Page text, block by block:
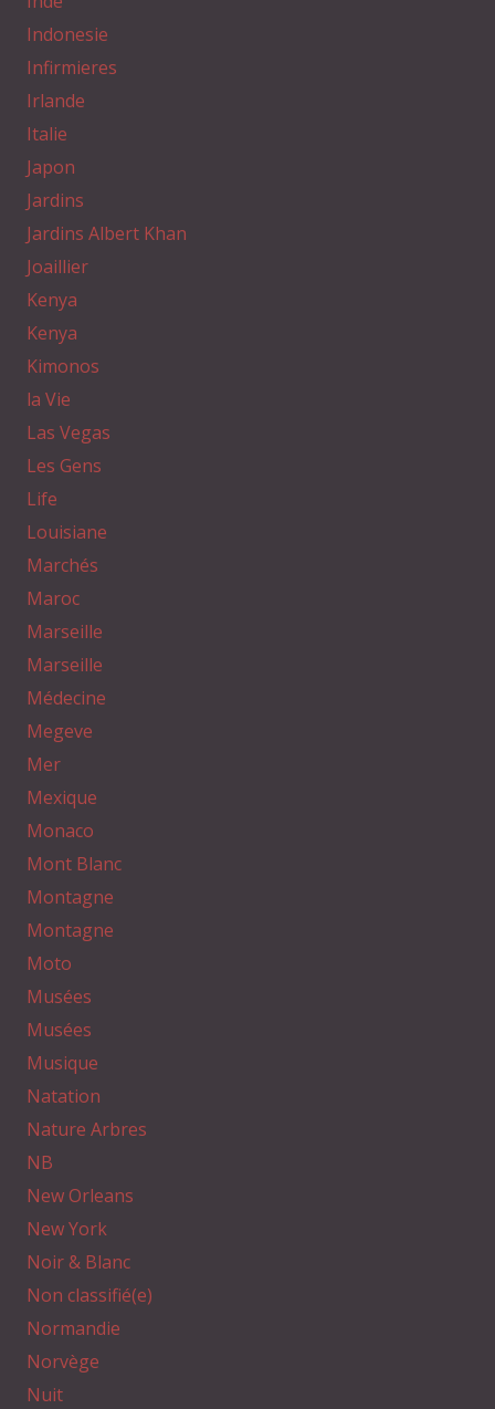
Indonesie
Infirmieres
Irlande
Italie
Japon
Jardins
Jardins Albert Khan
Joaillier
Kenya
Kenya
Kimonos
la Vie
Las Vegas
Les Gens
Life
Louisiane
Marchés
Maroc
Marseille
Marseille
Médecine
Megeve
Mer
Mexique
Monaco
Mont Blanc
Montagne
Montagne
Moto
Musées
Musées
Musique
Natation
Nature Arbres
NB
New Orleans
New York
Noir & Blanc
Non classifié(e)
Normandie
Norvège
Nuit